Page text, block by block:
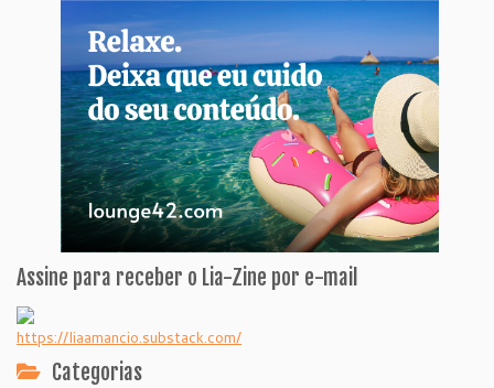
Assine para receber o Lia-Zine por e-mail
https://liaamancio.substack.com/
Categorias